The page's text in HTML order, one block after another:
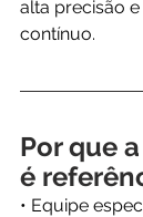
alta precisão
contínuo.
Por que
é
• Equipe